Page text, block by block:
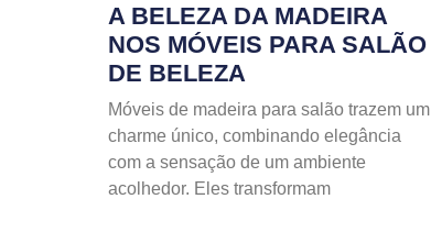
A BELEZA DA MADEIRA
NOS MÓVEIS PARA SALÃO
DE BELEZA
Móveis de madeira para salão trazem um
charme único, combinando elegância
com a sensação de um ambiente
acolhedor. Eles transformam